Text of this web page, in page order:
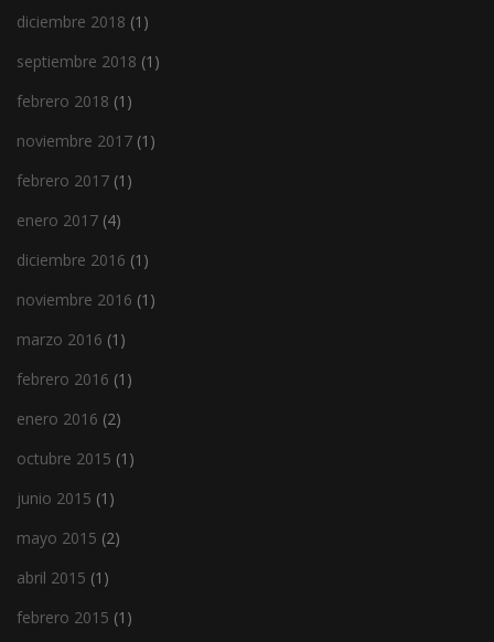
diciembre 2018 (1)
septiembre 2018 (1)
febrero 2018 (1)
noviembre 2017 (1)
febrero 2017 (1)
enero 2017 (4)
diciembre 2016 (1)
noviembre 2016 (1)
marzo 2016 (1)
febrero 2016 (1)
enero 2016 (2)
octubre 2015 (1)
junio 2015 (1)
mayo 2015 (2)
abril 2015 (1)
febrero 2015 (1)